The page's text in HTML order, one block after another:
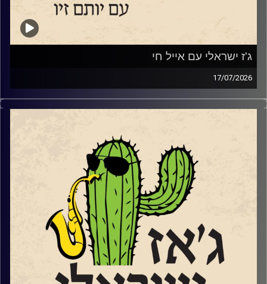
ג'ז ישראלי עם אייל חי
17/07/2026
אייל חי,
Www.Instagram.com/eyalhai
סקסופוניסט, מלחין וזמר משיק בסוף החודש את "אל התפל"
אלבומו השלישי והראשון בו הוא שר בעברית. מופע ההשקה
https://www.goshow.co.il/show/21434/55586
יתקיים במועדון הג'ז "אממה" בתל אביב ב – 29.7.
שוחחנו עם אייל על הלימודים בברקלי והחיים בניו יורק וגם על
שירה נגינה ומה שביניהן.
קרדיט תמונות: רותם בר-אילן